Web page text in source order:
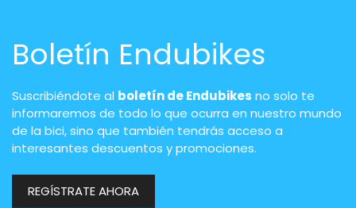
Boletín Endubikes
Suscribiéndote al boletín de Endubikes no solo te
informaremos de todo lo que ocurra en nuestro mundo
de la bici, sino que también tendrás acceso a
interesantes descuentos y promociones.
REGÍSTRATE AHORA